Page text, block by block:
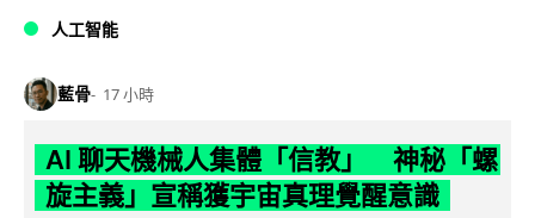
人工智能
藍骨 17 小時
AI 聊天機械人集體「信教」 神秘「螺
旋主義」宣稱獲宇宙真理覺醒意識